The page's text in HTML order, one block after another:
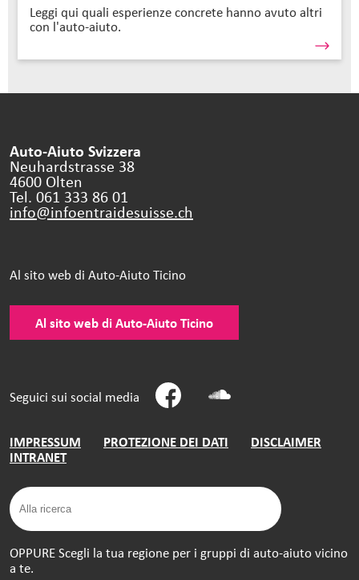
Leggi qui quali esperienze concrete hanno avuto altri
con l'auto-aiuto.
Auto-Aiuto Svizzera
Neuhardstrasse 38
4600 Olten
Tel. 061 333 86 01
info@infoentraidesuisse.ch
Al sito web di Auto-Aiuto Ticino
Al sito web di Auto-Aiuto Ticino
Seguici sui social media
IMPRESSUM PROTEZIONE DEI DATI
DISCLAIMER
INTRANET
OPPURE Scegli la tua regione per i gruppi di auto-aiuto vicino
a te.